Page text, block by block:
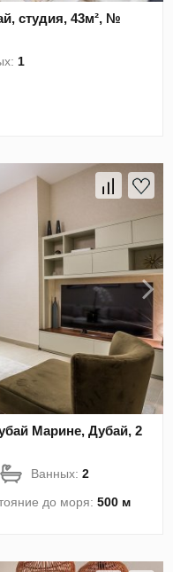
студия, 43м², №
1
Марине, Дубай, 2
Ванных:2
до моря:500 м